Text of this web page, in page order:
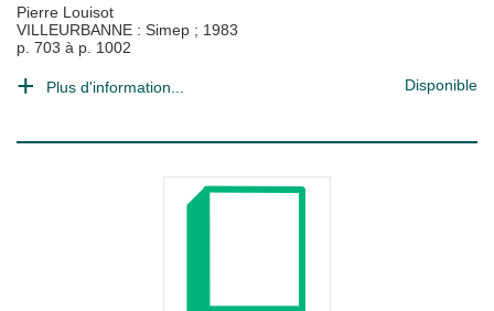
Pierre Louisot
VILLEURBANNE : Simep ; 1983
p. 703 à p. 1002
Plus d'information... Disponible